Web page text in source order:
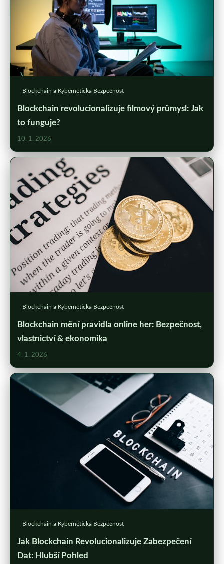
Blockchain a Kybernetická Bezpečnost
Blockchain revolucionalizuje filmový průmysl: Jak
to funguje?
10. 1. 2026
Blockchain a Kybernetická Bezpečnost
Blockchain mění pravidla online her: Bezpečnost,
vlastnictví & ekonomika
4. 1. 2026
Blockchain a Kybernetická Bezpečnost
Jak Blockchain Revolucionalizuje Zabezpečení
Dat: Hlubší Pohled